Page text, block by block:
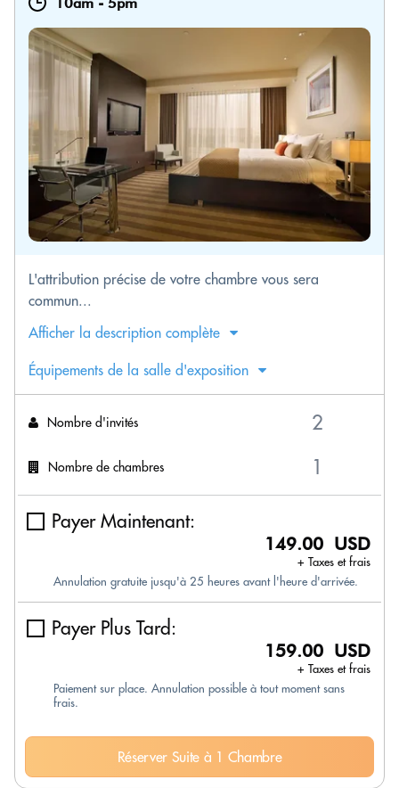
L'attribution précise de votre chambre vous sera
commun...
Afficher la description complète
Équipements de la salle d'exposition
Nombre d'invités
Nombre de chambres
Payer Maintenant:
149.00 USD
+ Taxes et frais
Annulation gratuite jusqu'à 25 heures avant l'heure d'arrivée.
Payer Plus Tard:
159.00 USD
+ Taxes et frais
Paiement sur place. Annulation possible à tout moment sans
frais.
Réserver Suite à 1 Chambre